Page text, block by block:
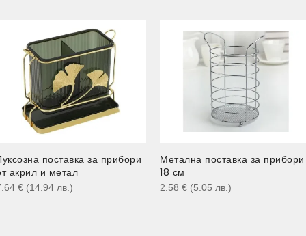
поставка за прибори
акрил и метал
€ (14.94 лв. )
Метална поставка за прибори
18 см
2.58 € (5.05 лв. )